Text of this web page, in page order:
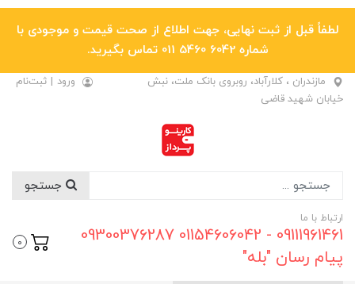
لطفاً قبل از ثبت نهایی، جهت اطلاع از صحت قیمت و موجودی با
شماره 6042 5460 011 تماس بگیرید.
مازندران ، کلارآباد، روبروی بانک ملت، نبش
خیابان شهید قاضی
ورود | ثبت‌نام
ارتباط با ما
09111961461 - 01154606042 09300376287
پیام رسان "بله"
0